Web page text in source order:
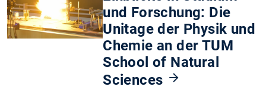
und Forschung: Die
Unitage der Physik und
Chemie an der TUM
School of Natural
Sciences